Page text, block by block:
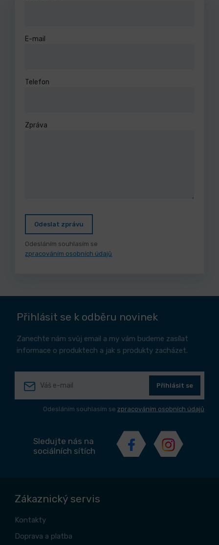
E-mail
Telefon
Zpráva
Odeslat zprávu
Odesláním souhlasím se
zpracováním osobních údajů
Přihlásit se k odběru novinek
Zanechte nám svůj email a my vám budeme zasílat
informace o produktech a jak s produkty zacházet.
Přihlásit se
Odesláním souhlasím se zpracováním osobních údajů
Sledujte nás na
sociálních sítích
Zákaznický servis
Kontakty
Doprava a platba